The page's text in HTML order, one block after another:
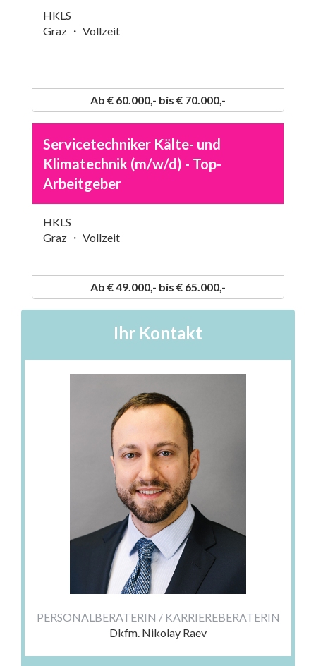
HKLS
Graz ・ Vollzeit
Ab € 60.000,- bis € 70.000,-
Servicetechniker Kälte- und
Klimatechnik (m/w/d) - Top-
Arbeitgeber
HKLS
Graz ・ Vollzeit
Ab € 49.000,- bis € 65.000,-
Ihr Kontakt
PERSONALBERATERIN / KARRIEREBERATERIN
Dkfm. Nikolay Raev